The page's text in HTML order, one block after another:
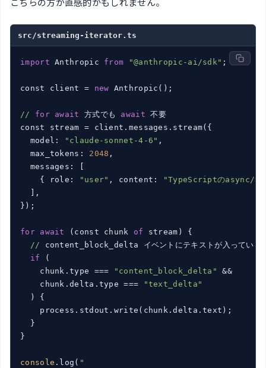
src/streaming-iterator.ts
import Anthropic from "@anthropic-ai/sdk" ;
const client = new Anthropic();
// for await 方式でも await 不要
const stream = client.messages.stream({
  model:
"claude-sonnet-4-6" ,
  max_tokens:
2048 ,
  messages: [
    { role:
"user" , content:
"TypeScriptのasync/
  ],
});
for await (const chunk of
stream) {
// content_block_delta イベントにテキストが入っている
if (
    chunk.type ===
"content_block_delta"
&&
    chunk.delta.type ===
"text_delta"
  ) {
    process.stdout.write(chunk.delta.text);
  }
}
console .log( "